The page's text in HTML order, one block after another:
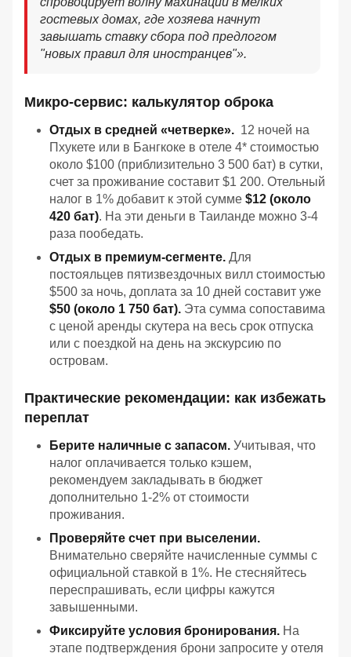
гостевых домах, где хозяева начнут
завышать ставку сбора под предлогом
"новых правил для иностранцев"».
Микро-сервис: калькулятор оброка
Отдых в средней «четверке». 12 ночей на
Пхукете или в Бангкоке в отеле 4* стоимостью
около $100 (приблизительно 3 500 бат) в сутки,
счет за проживание составит $1 200. Отельный
налог в 1% добавит к этой сумме $12 (около
420 бат). На эти деньги в Таиланде можно 3-4
раза пообедать.
Отдых в премиум-сегменте. Для
постояльцев пятизвездочных вилл стоимостью
$500 за ночь, доплата за 10 дней составит уже
$50 (около 1 750 бат). Эта сумма сопоставима
с ценой аренды скутера на весь срок отпуска
или с поездкой на день на экскурсию по
островам.
Практические рекомендации: как избежать
переплат
Берите наличные с запасом. Учитывая, что
налог оплачивается только кэшем,
рекомендуем закладывать в бюджет
дополнительно 1-2% от стоимости
проживания.
Проверяйте счет при выселении.
Внимательно сверяйте начисленные суммы с
официальной ставкой в 1%. Не стесняйтесь
переспрашивать, если цифры кажутся
завышенными.
Фиксируйте условия бронирования. На
этапе подтверждения брони запросите у отеля